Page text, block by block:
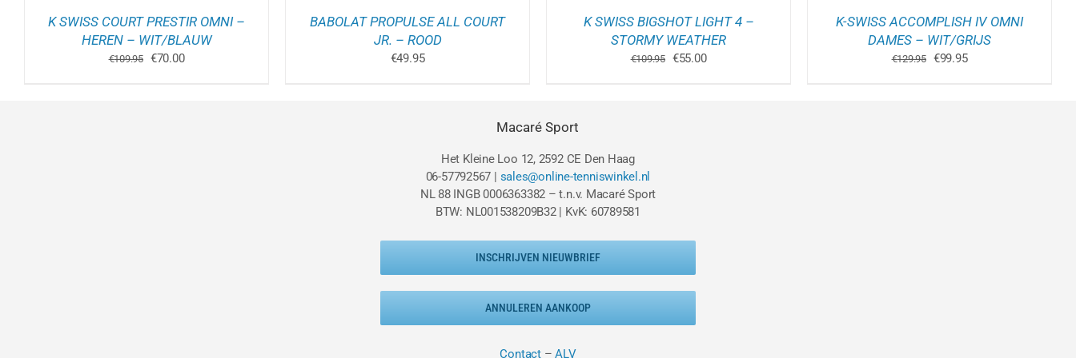
K SWISS COURT PRESTIR OMNI –
HEREN – WIT/BLAUW
€109.95 Oorspronkelijke
€70.00Huidige
BABOLAT PROPULSE ALL COURT
JR. – ROOD
€49.95
K SWISS BIGSHOT LIGHT 4 –
STORMY WEATHER
€109.95 Oorspronkelijke
€55.00Huidige
K-SWISS ACCOMPLISH IV OMNI
DAMES – WIT/GRIJS
€129.95 Oorspronkelijke
€99.95Huidige
Macaré Sport
Het Kleine Loo 12, 2592 CE Den Haag
06-57792567 | sales@online-tenniswinkel.nl
NL 88 INGB 0006363382 – t.n.v. Macaré Sport
BTW: NL001538209B32 | KvK: 60789581
INSCHRIJVEN NIEUWBRIEF
ANNULEREN AANKOOP
Contact–ALV